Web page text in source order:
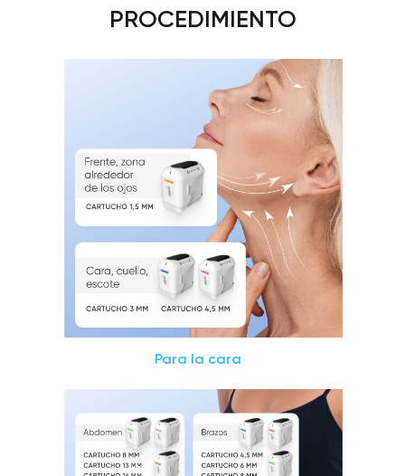
PROCEDIMIENTO
Para la cara